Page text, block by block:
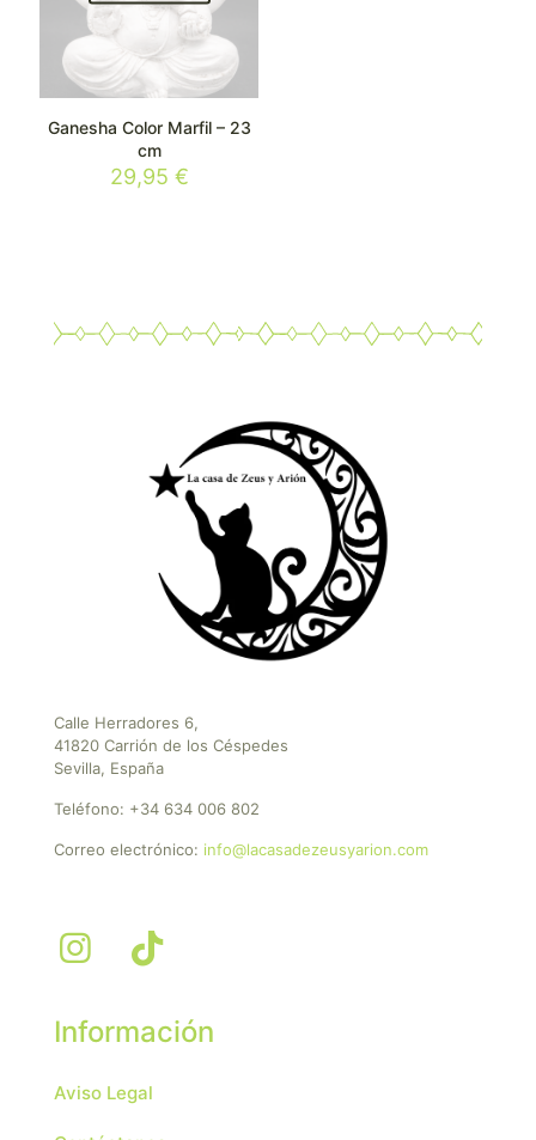
Ganesha Color Marfil – 23
cm
29,95 €
Calle Herradores 6,
41820 Carrión de los Céspedes
Sevilla, España
Teléfono: +34 634 006 802
Correo electrónico: info@lacasadezeusyarion.com
Información
Aviso Legal